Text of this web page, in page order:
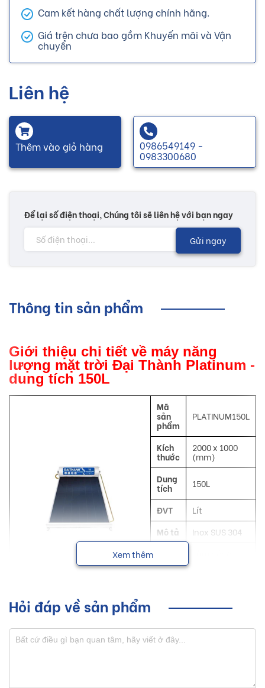
Cam kết hàng chất lượng chính hãng.
Giá trên chưa bao gồm Khuyến mãi và Vận
chuyển
Liên hệ
Thêm vào giỏ hàng 0986549149 -
0983300680
Để lại số điện thoại, Chúng tôi sẽ liên hệ với bạn ngay
Gửi ngay
Thông tin sản phẩm
Giới thiệu chi tiết về máy năng
lượng mặt trời Đại Thành Platinum -
dung tích 150L
Mã
sản
phẩm
PLATINUM150L
Kích
thước
2000 x 1000
(mm)
Dung
tích 150L
ĐVT
Lít
Mô tả
Inox SUS 304
dụng
Máy năng lượng mặt trời Đại Thành với nhiều dung tích
khác nhau với khả năng không nhiễm từ, có thể dùng trong
Sơ lược về sản phẩm máy năng
Xem thêm
Hỏi đáp về sản phẩm